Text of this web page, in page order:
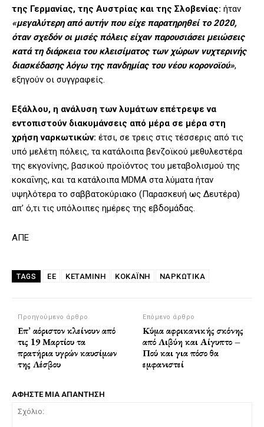
της Γερμανίας, της Αυστρίας και της Σλοβενίας: ήταν
«μεγαλύτερη από αυτήν που είχε παρατηρηθεί το 2020,
όταν σχεδόν οι μισές πόλεις είχαν παρουσιάσει μειώσεις
κατά τη διάρκεια του κλεισίματος των χώρων νυχτερινής
διασκέδασης λόγω της πανδημίας του νέου κορονοϊού»,
εξηγούν οι συγγραφείς.
Εξάλλου, η ανάλυση των λυμάτων επέτρεψε να
εντοπιστούν διακυμάνσεις από μέρα σε μέρα στη
χρήση ναρκωτικών: έτσι, σε τρεις στις τέσσερις από τις
υπό μελέτη πόλεις, τα κατάλοιπα βενζοϊκού μεθυλεστέρα
της εκγονίνης, βασικού προϊόντος του μεταβολισμού της
κοκαΐνης, και τα κατάλοιπα MDMA στα λύματα ήταν
υψηλότερα το σαββατοκύριακο (Παρασκευή ως Δευτέρα)
απ’ ό,τι τις υπόλοιπες ημέρες της εβδομάδας.
ΑΠΕ
TAGS ΕΕ ΚΕΤΑΜΙΝΗ ΚΟΚΑΪ́ΝΗ ΝΑΡΚΩΤΙΚΆ
Προηγούμενο άρθρο
Επ’ αόριστον κλείνουν από
τις 19 Μαρτίου τα
πρατήρια υγρών καυσίμων
της Λέσβου
Επόμενο άρθρο
Κύμα αφρικανικής σκόνης
από Λιβύη και Αίγυπτο –
Πού και για πόσο θα
εμφανιστεί
ΑΦΗΣΤΕ ΜΙΑ ΑΠΑΝΤΗΣΗ